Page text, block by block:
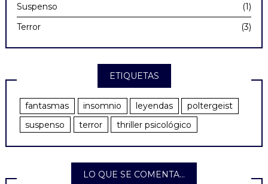
Suspenso
(1)
Terror
(3)
ETIQUETAS
fantasmas insomnio leyendas
poltergeist
suspenso
terror thriller psicológico
LO QUE SE COMENTA…